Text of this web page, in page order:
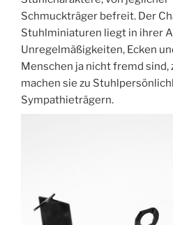
Schmuckträger befreit. Der
Stuhlminiaturen liegt in ihrer
Unregelmäßigkeiten, Ecken
Menschen ja nicht fremd sind,
machen sie zu
Sympathieträgern.